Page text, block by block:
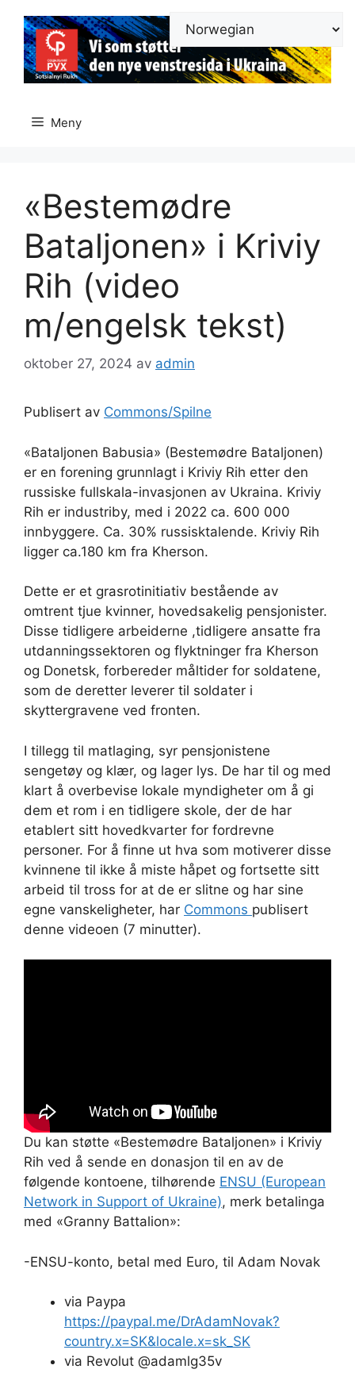
innhold
Meny
«Bestemødre
Bataljonen» i Kriviy
Rih (video
m/engelsk tekst)
oktober 27, 2024 av admin
Publisert av Commons/Spilne
«Bataljonen Babusia» (Bestemødre Bataljonen)
er en forening grunnlagt i Kriviy Rih etter den
russiske fullskala-invasjonen av Ukraina. Kriviy
Rih er industriby, med i 2022 ca. 600 000
innbyggere. Ca. 30% russisktalende. Kriviy Rih
ligger ca.180 km fra Kherson.
Dette er et grasrotinitiativ bestående av
omtrent tjue kvinner, hovedsakelig pensjonister.
Disse tidligere arbeiderne ,tidligere ansatte fra
utdanningssektoren og flyktninger fra Kherson
og Donetsk, forbereder måltider for soldatene,
som de deretter leverer til soldater i
skyttergravene ved fronten.
I tillegg til matlaging, syr pensjonistene
sengetøy og klær, og lager lys. De har til og med
klart å overbevise lokale myndigheter om å gi
dem et rom i en tidligere skole, der de har
etablert sitt hovedkvarter for fordrevne
personer. For å finne ut hva som motiverer disse
kvinnene til ikke å miste håpet og fortsette sitt
arbeid til tross for at de er slitne og har sine
egne vanskeligheter, har Commons publisert
denne videoen (7 minutter).
Du kan støtte «Bestemødre Bataljonen» i Kriviy
Rih ved å sende en donasjon til en av de
følgende kontoene, tilhørende ENSU (European
Network in Support of Ukraine), merk betalinga
med «Granny Battalion»:
-ENSU-konto, betal med Euro, til Adam Novak
via Paypa
https://paypal.me/DrAdamNovak?
country.x=SK&locale.x=sk_SK
via Revolut @adamlg35v